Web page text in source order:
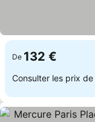
De 132 €
Consulter les prix de